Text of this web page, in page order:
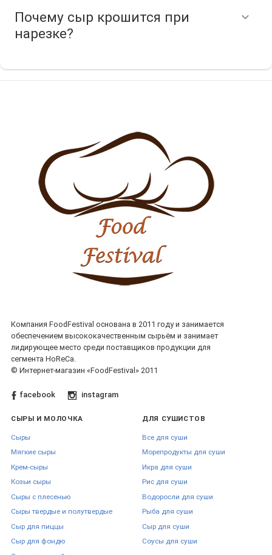
Почему сыр крошится при
нарезке?
Компания FoodFestival основана в 2011 году и занимается
обеспечением высококачественным сырьём и занимает
лидирующее место среди поставщиков продукции для
сегмента HoReCa.
© Интернет-магазин «FoodFestival» 2011
facebook instagram
СЫРЫ И МОЛОЧКА
Сыры
Мягкие сыры
Крем-сыры
Козьи сыры
Сыры с плесенью
Сыры твердые и полутвердые
Сыр для пиццы
Сыр для фондю
ДЛЯ СУШИСТОВ
Все для суши
Морепродукты для суши
Икра для суши
Рис для суши
Водоросли для суши
Рыба для суши
Сыр для суши
Соусы для суши